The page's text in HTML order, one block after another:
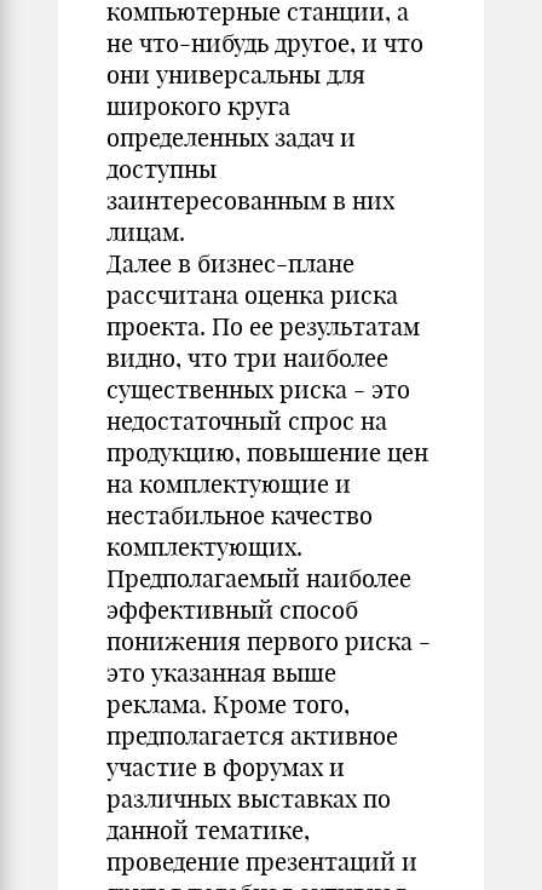
компьютерные станции, а
не что-нибудь другое, и что
они универсальны для
широкого круга
определенных задач и
доступны
заинтересованным в них
лицам.
Далее в бизнес-плане
рассчитана оценка риска
проекта. По ее результатам
видно, что три наиболее
существенных риска - это
недостаточный спрос на
продукцию, повышение цен
на комплектующие и
нестабильное качество
комплектующих.
Предполагаемый наиболее
эффективный способ
понижения первого риска -
это указанная выше
реклама. Кроме того,
предполагается активное
участие в форумах и
различных выставках по
данной тематике,
проведение презентаций и